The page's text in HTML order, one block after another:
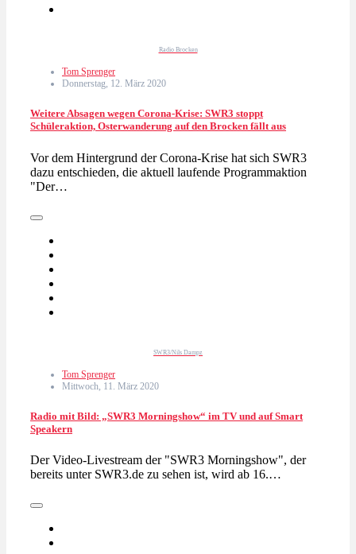
Radio Brocken
Tom Sprenger
Donnerstag, 12. März 2020
Weitere Absagen wegen Corona-Krise: SWR3 stoppt
Schüleraktion, Osterwanderung auf den Brocken fällt aus
Vor dem Hintergrund der Corona-Krise hat sich SWR3
dazu entschieden, die aktuell laufende Programmaktion
"Der…
SWR3/Nils Dampz
Tom Sprenger
Mittwoch, 11. März 2020
Radio mit Bild: „SWR3 Morningshow“ im TV und auf Smart
Speakern
Der Video-Livestream der "SWR3 Morningshow", der
bereits unter SWR3.de zu sehen ist, wird ab 16.…